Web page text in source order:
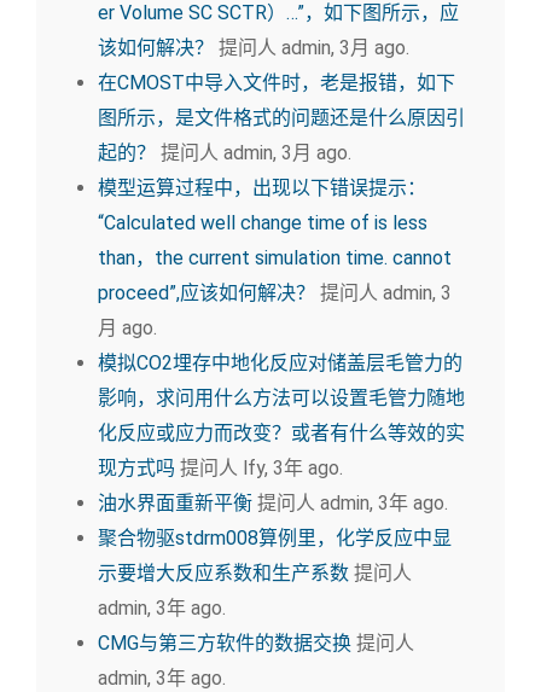
er Volume SC SCTR）…”，如下图所示，应
该如何解决？
提问人 admin, 3月 ago.
在CMOST中导入文件时，老是报错，如下
图所示，是文件格式的问题还是什么原因引
起的？
提问人 admin, 3月 ago.
模型运算过程中，出现以下错误提示：
“Calculated well change time of is less
than，the current simulation time. cannot
proceed”,应该如何解决？
提问人 admin, 3
月 ago.
模拟CO2埋存中地化反应对储盖层毛管力的
影响，求问用什么方法可以设置毛管力随地
化反应或应力而改变？或者有什么等效的实
现方式吗 提问人 lfy, 3年 ago.
油水界面重新平衡 提问人 admin, 3年 ago.
聚合物驱stdrm008算例里，化学反应中显
示要增大反应系数和生产系数 提问人
admin, 3年 ago.
CMG与第三方软件的数据交换 提问人
admin, 3年 ago.